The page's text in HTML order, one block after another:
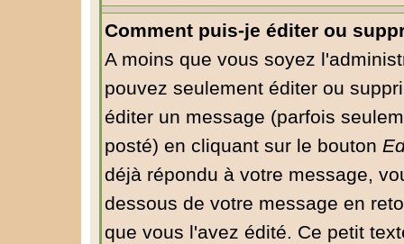
Comment puis-je éditer ou
A moins que vous soyez
pouvez seulement éditer ou
éditer un message (parfois
posté) en cliquant sur le bouton
déjà répondu à votre message,
dessous de votre message en
que vous l'avez édité. Ce petit